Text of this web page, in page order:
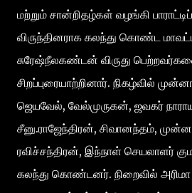
மற்றும் சான்றிதழ்கள் வழங்கி பாராட்டிப்
விருந்தினராக கலந்து கொண்ட
சுரேஷ்நீலகண்டன் விருது
சிறப்புரையாற்றினார். நிகழ்வில்
ஜெயவேல், வேல்முருகன், ஜவகர்
சீனு.ராஜேந்திரன், சிவானந்தம்,
ரவிச்சந்திரன், இந்நாள் செயலாளர்
கலந்து கொண்டனர். நிறைவில்